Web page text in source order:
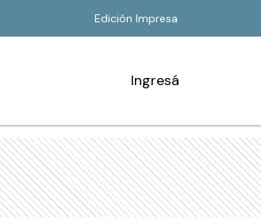
Edición Impresa
Ingresá